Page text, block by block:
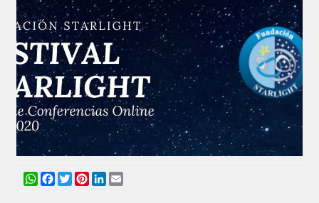
WhatsApp
Facebook
TwitterPinterest
LinkedIn